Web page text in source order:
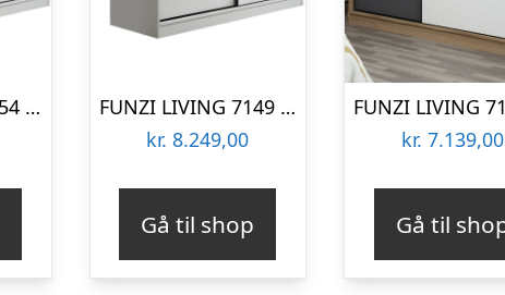
FUNZI LIVING 7154 garderobeskab, spejl, 2 skydelåger, 2 bøjlestænger, 2 skuffer – hvid melamin
FUNZI LIVING 7149 garderobeskab, spejl, 2 skydelåger, 2 bøjlestænger, 2 skuffer – hvid melamin
kr. 8.249,00
Gå til shop
kr. 7.139,00
Gå til